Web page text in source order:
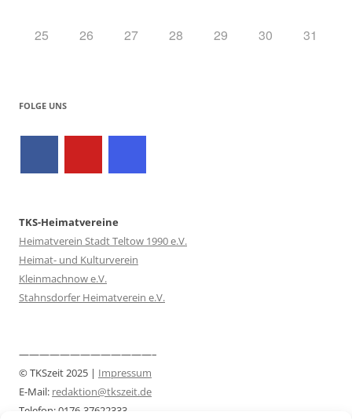
25 26 27 28 29 30 31
FOLGE UNS
TKS-Heimatvereine
Heimatverein Stadt Teltow 1990 e.V.
Heimat- und Kulturverein
Kleinmachnow e.V.
Stahnsdorfer Heimatverein e.V.
—————————————–
© TKSzeit 2025 | Impressum
E-Mail: redaktion@tkszeit.de
Telefon: 0176-37622333